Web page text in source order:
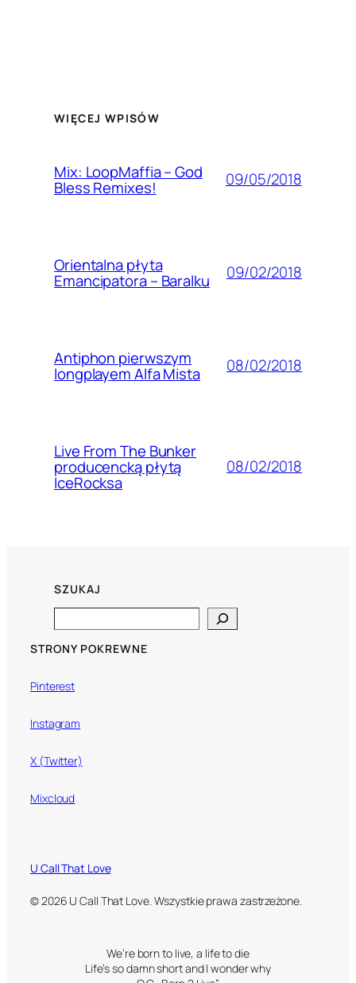
WIĘCEJ WPISÓW
Mix: LoopMaffia – God
Bless Remixes! 09/05/2018
Orientalna płyta
Emancipatora – Baralku 09/02/2018
Antiphon pierwszym
longplayem Alfa Mista 08/02/2018
Live From The Bunker
producencką płytą
IceRocksa
08/02/2018
SZUKAJ
STRONY POKREWNE
Pinterest
Instagram
X (Twitter)
Mixcloud
U Call That Love
© 2026 U Call That Love. Wszystkie prawa zastrzeżone.
We’re born to live, a life to die
Life’s so damn short and I wonder why